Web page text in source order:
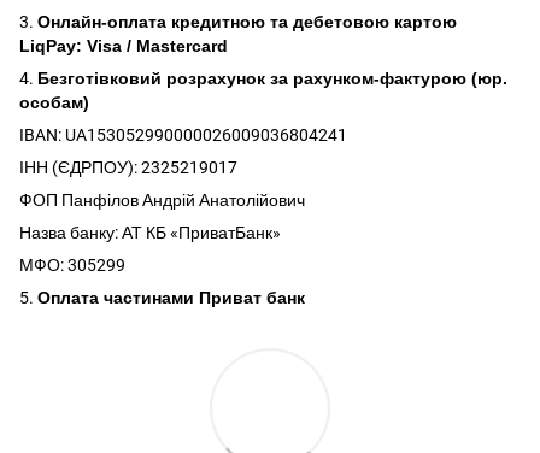
3. Онлайн-оплата кредитною та дебетовою картою
LiqPay: Visa / Mastercard
4. Безготівковий розрахунок за рахунком-фактурою (юр.
особам)
IBAN: UA153052990000026009036804241
ІНН (ЄДРПОУ): 2325219017
ФОП Панфілов Андрій Анатолійович
Назва банку: АТ КБ «ПриватБанк»
МФО: 305299
5. Оплата частинами Приват банк